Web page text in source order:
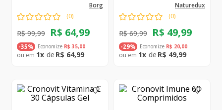
borg
(0)
R$ 99,99 R$ 64,99
-35% Economize R$ 35,00
1 R$ 64,99
naturedux
(0)
R$ 69,99 R$ 49,99
-29% Economize R$ 20,00
1 R$ 49,99